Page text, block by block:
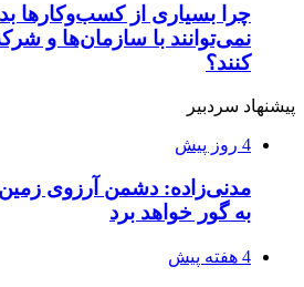
چرا بسیاری از کسب‌وکارها
نمی‌توانند با سازمان‌ها و
کنند؟
پیشنهاد سردبیر
4 روز پیش
مدنی‌زاده: دشمن آرزوی
به گور خواهد برد
4 هفته پیش